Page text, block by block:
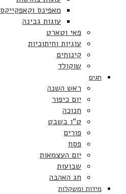
מאפינס וקאפקייקס
עוגות גבינה
פאי וטארט
עוגיות וחיתוכיות
קינוחים
שוקולד
חגים
ראש השנה
יום כיפור
חנוכה
ט”ו בשבט
פורים
פסח
יום העצמאות
שבועות
חג האהבה
מידות ומשקלות